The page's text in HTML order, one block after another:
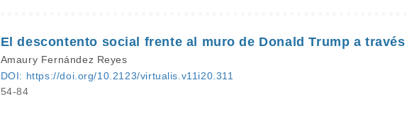
El descontento social frente al muro de Donald Trump a
Amaury Fernández Reyes
DOI: https://doi.org/10.2123/virtualis.v11i20.311
54-84